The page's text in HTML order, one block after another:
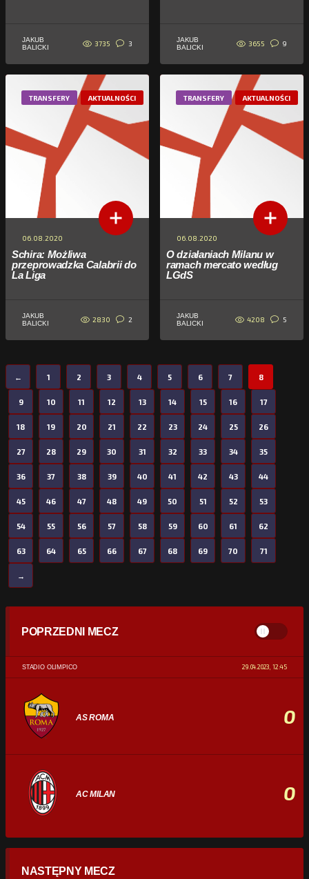
JAKUB
BALICKI
3735 3
JAKUB
BALICKI
3655 9
TRANSFERY AKTUALNOŚCI
06.08.2020
Schira: Możliwa
przeprowadzka Calabrii do
La Liga
JAKUB
BALICKI
2830 2
TRANSFERY AKTUALNOŚCI
06.08.2020
O działaniach Milanu w
ramach mercato według
LGdS
JAKUB
BALICKI
4208 5
← 1 2 3 4 5 6 7 8
9 10 11 12 13 14 15 16 17
18 19 20 21 22 23 24 25 26
27 28 29 30 31 32 33 34 35
36 37 38 39 40 41 42 43 44
45 46 47 48 49 50 51 52 53
54 55 56 57 58 59 60 61 62
63 64 65 66 67 68 69 70 71
→
POPRZEDNI MECZ
STADIO OLIMPICO 29.04.2023, 12:45
AS ROMA 0
AC MILAN 0
STATYSTYKI
NASTĘPNY MECZ